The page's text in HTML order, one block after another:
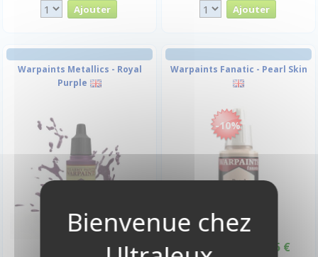
Warpaints Metallics - Royal
Purple
Warpaints Fanatic - Pearl Skin
-10%
3,15 €